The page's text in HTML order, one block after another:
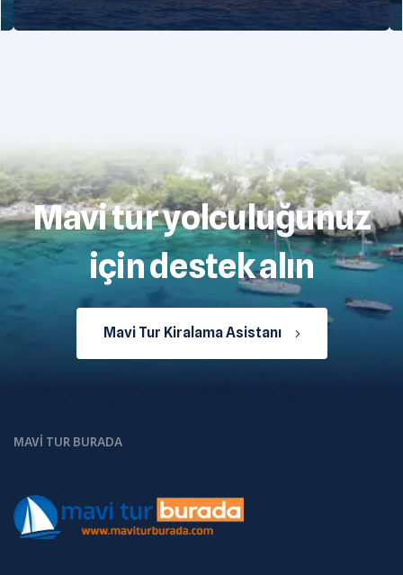
Mavi tur yolculuğunuz
için destek alın
Mavi Tur Kiralama Asistanı
MAVI TUR BURADA